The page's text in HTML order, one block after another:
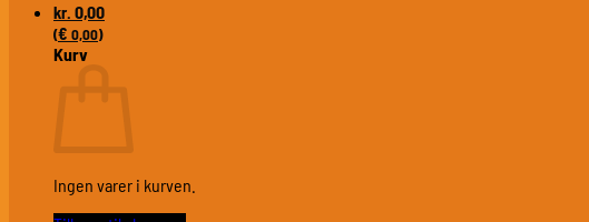
kr. 0,00
(€ 0,00)
Kurv
Ingen varer i kurven.